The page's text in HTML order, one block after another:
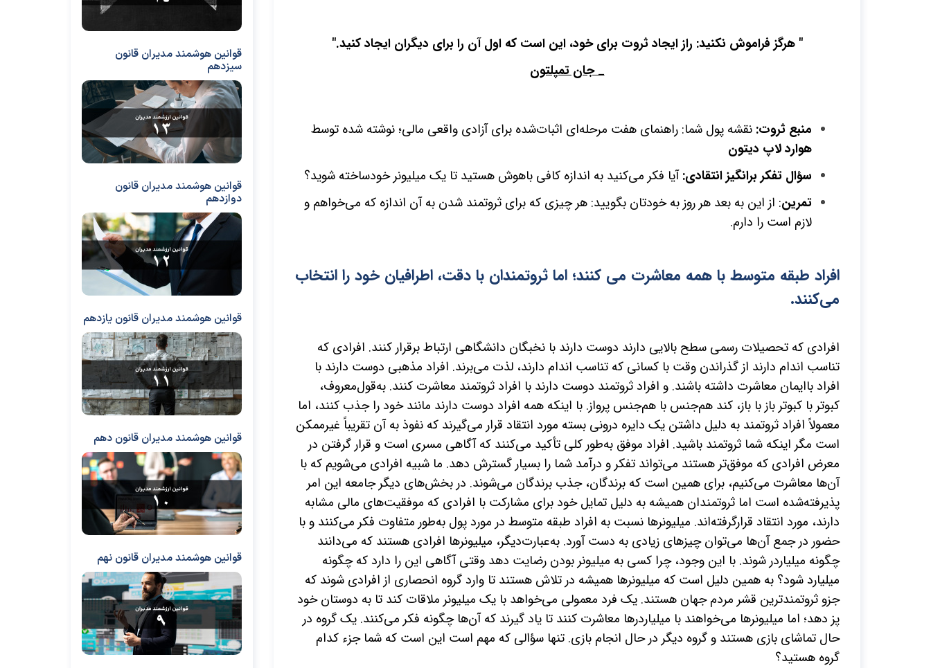
" هرگز فراموش نکنید: راز ایجاد ثروت برای خود، این است که اول آن را برای دیگران ایجاد کنید."
_ جان تمپلتون
منبع ثروت: نقشه پول شما: راهنمای هفت مرحله‌ای اثبات‌شده برای آزادی واقعی مالی؛ نوشته شده توسط
هوارد لاپ دیتون
سؤال تفکر برانگیز انتقادی:آیا فکر می‌کنید به اندازه کافی باهوش هستید تا یک میلیونر خودساخته شوید؟
تمرین: از این به بعد هر روز به خودتان بگویید: هر چیزی که برای ثروتمند شدن به آن اندازه که می‌خواهم و
لازم است را دارم.
افراد طبقه متوسط با همه معاشرت می کنند؛ اما ثروتمندان با دقت، اطرافیان خود را انتخاب
می‌کنند.
افرادی که تحصیلات رسمی سطح بالایی دارند دوست دارند با نخبگان دانشگاهی ارتباط برقرار کنند. افرادی که
تناسب اندام دارند از گذراندن وقت با کسانی که تناسب اندام دارند، لذت می‌برند. افراد مذهبی دوست دارند با
افراد باایمان معاشرت داشته باشند. و افراد ثروتمند دوست دارند با افراد ثروتمند معاشرت کنند. به‌قول‌معروف،
کبوتر با کبوتر باز با باز، کند هم‌جنس با هم‌جنس پرواز. با اینکه همه افراد دوست دارند مانند خود را جذب کنند، اما
معمولاً افراد ثروتمند به دلیل داشتن یک دایره درونی بسته مورد انتقاد قرار می‌گیرند که نفوذ به آن تقریباً غیرممکن
است مگر اینکه شما ثروتمند باشید. افراد موفق به‌طور کلی تأکید می‌کنند که آگاهی مسری است و قرار گرفتن در
معرض افرادی که موفق‌تر هستند می‌تواند تفکر و درآمد شما را بسیار گسترش دهد. ما شبیه افرادی می‌شویم که با
آن‌ها معاشرت می‌کنیم، برای همین است که برندگان، جذب برندگان می‌شوند. در بخش‌های دیگر جامعه این امر
پذیرفته‌شده است اما ثروتمندان همیشه به دلیل تمایل خود برای مشارکت با افرادی که موفقیت‌های مالی مشابه
دارند، مورد انتقاد قرارگرفته‌اند. میلیونرها نسبت به افراد طبقه متوسط در مورد پول به‌طور متفاوت فکر می‌کنند و با
حضور در جمع آن‌ها می‌توان چیزهای زیادی به دست آورد. به‌عبارت‌دیگر، میلیونرها افرادی هستند که می‌دانند
چگونه میلیاردر شوند. با این وجود، چرا کسی به میلیونر بودن رضایت دهد وقتی آگاهی این را دارد که چگونه
میلیارد شود؟ به همین دلیل است که میلیونرها همیشه در تلاش هستند تا وارد گروه انحصاری از افرادی شوند که
جزو ثروتمندترین قشر مردم جهان هستند. یک فرد معمولی می‌خواهد با یک میلیونر ملاقات کند تا به دوستان خود
پز دهد؛ اما میلیونرها می‌خواهند با میلیاردرها معاشرت کنند تا یاد گیرند که آن‌ها چگونه فکر می‌کنند. یک گروه در
حال تماشای بازی هستند و گروه دیگر در حال انجام بازی. تنها سؤالی که مهم است این است که شما جزء کدام
گروه هستید؟
قوانین هوشمند مدیران قانون
سیزدهم
قوانین هوشمند مدیران قانون
دوازدهم
قوانین هوشمند مدیران قانون یازدهم
قوانین هوشمند مدیران قانون دهم
قوانین هوشمند مدیران قانون نهم